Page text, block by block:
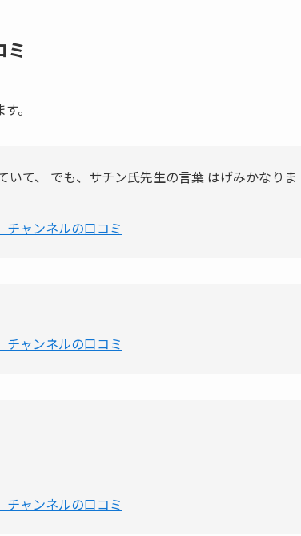
ミ
。
て、 でも、サチン氏先生の言葉 はげみかなりま
ャンネルの口コミ
ャンネルの口コミ
ャンネルの口コミ